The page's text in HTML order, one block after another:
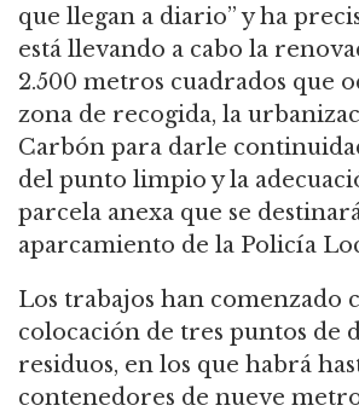
que llegan a diario” y ha
está llevando a cabo la
2.500 metros cuadrados que
zona de recogida, la
Carbón para darle
del punto limpio y la
parcela anexa que se
aparcamiento de la Policía
Los trabajos han comenzado
colocación de tres puntos de
residuos, en los que habrá
contenedores de nueve